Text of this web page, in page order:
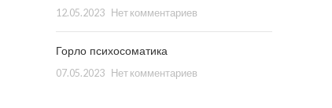
12.05.2023 Нет комментариев
Горло психосоматика
07.05.2023 Нет комментариев